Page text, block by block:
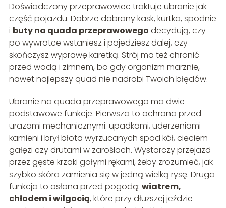
Doświadczony przeprawowiec traktuje ubranie jak
część pojazdu. Dobrze dobrany kask, kurtka, spodnie
i buty na quada przeprawowego decydują, czy
po wywrotce wstaniesz i pojedziesz dalej, czy
skończysz wyprawę karetką. Strój ma też chronić
przed wodą i zimnem, bo gdy organizm marznie,
nawet najlepszy quad nie nadrobi Twoich błędów.
Ubranie na quada przeprawowego ma dwie
podstawowe funkcje. Pierwsza to ochrona przed
urazami mechanicznymi: upadkami, uderzeniami
kamieni i brył błota wyrzucanych spod kół, cięciem
gałęzi czy drutami w zaroślach. Wystarczy przejazd
przez gęste krzaki gołymi rękami, żeby zrozumieć, jak
szybko skóra zamienia się w jedną wielką rysę. Druga
funkcja to osłona przed pogodą: wiatrem,
chłodem i wilgocią, które przy dłuższej jeździe